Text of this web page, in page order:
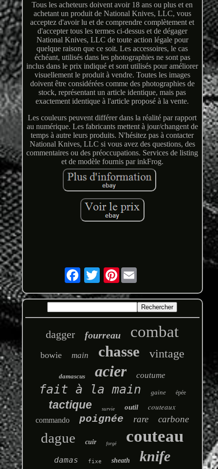
Tous les acheteurs doivent avoir 18 ans ou plus et en
achetant un produit de National Knives, LLC, vous
acceptez d'avoir lu et de comprendre complètement et
d'accepter tous les termes ci-dessus et de dégager
National Knives, LLC de toute action légale pour
quelque raison que ce soit. Les accessoires, le cas
échéant, utilisés dans les photographies ne sont pas
inclus dans le prix indiqué et sont utilisés pour améliorer
visuellement le produit à vendre. Toutes les images
doivent être considérées comme des photographies de
stock, représentant un article identique, mais pas
exactement identique à l'article proposé à la vente.
Les couleurs peuvent différer dans la réalité par rapport
au numérique. Les fabricants mettent à jour/changent de
temps à autre leurs produits. N'hésitez pas à contacter
National Knives, LLC si vous avez des questions, des
commentaires ou des préoccupations. Services de listing
et de modèle fournis par inkFrog.
Pinterest
dagger fourreau combat
bowie main chasse vintage
damascus acier coutume
fait à la main gaine épée
tactique survie outil couteaux
commando poignée rare carbone
dague cuir forgé couteau
damas fixe sheath knife